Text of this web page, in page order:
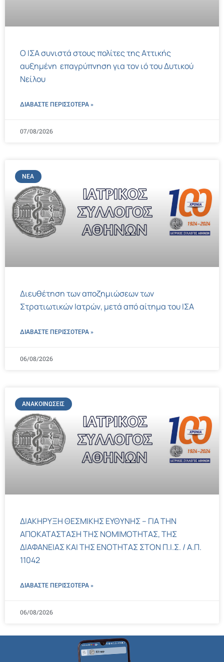
Ο ΙΣΑ συνιστά στους πολίτες της Αττικής
αυξημένη επαγρύπνηση για τον ιό του Δυτικού
Νείλου
ΔΙΑΒΑΣΤΕ ΠΕΡΙΣΣΌΤΕΡΑ »
07/08/2026
ΝΈΑ
Διευθέτηση των αποζημιώσεων των
Στρατιωτικών Ιατρών, μετά από αίτημα του ΙΣΑ
ΔΙΑΒΑΣΤΕ ΠΕΡΙΣΣΌΤΕΡΑ »
06/08/2026
ΑΝΑΚΟΙΝΏΣΕΙΣ
ΔΙΑΚΗΡΥΞΗ ΘΕΣΜΙΚΗΣ ΕΥΘΥΝΗΣ – ΓΙΑ ΤΗΝ
ΑΠΟΚΑΤΑΣΤΑΣΗ ΤΗΣ ΝΟΜΙΜΟΤΗΤΑΣ, ΤΗΣ
ΔΙΑΦΑΝΕΙΑΣ ΚΑΙ ΤΗΣ ΕΝΟΤΗΤΑΣ ΣΤΟΝ Π.Ι.Σ. / Α.Π.
11042
ΔΙΑΒΑΣΤΕ ΠΕΡΙΣΣΌΤΕΡΑ »
06/08/2026